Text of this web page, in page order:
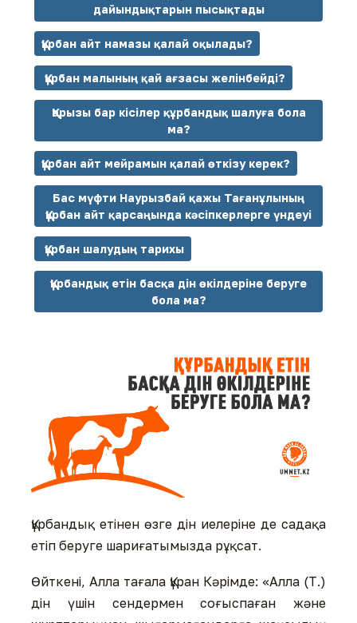
дайындықтарын пысықтады
Құрбан айт намазы қалай оқылады?
Құрбан малының қай ағзасы желінбейді?
Қарызы бар кісілер құрбандық шалуға бола
ма?
Құрбан айт мейрамын қалай өткізу керек?
Бас мүфти Наурызбай қажы Тағанұлының
Құрбан айт қарсаңында кәсіпкерлерге үндеуі
Құрбан шалудың тарихы
Құрбандық етін басқа дін өкілдеріне беруге
бола ма?
Құрбандық етінен өзге дін иелеріне де садақа
етіп беруге шариғатымызда рұқсат.
Өйткені, Алла тағала Құран Кәрімде: «Алла (Т.)
дін үшін сендермен соғыспаған және